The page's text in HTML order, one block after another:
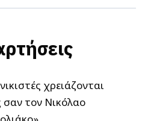
χρειάζονται
σαν τον Νικόλαο